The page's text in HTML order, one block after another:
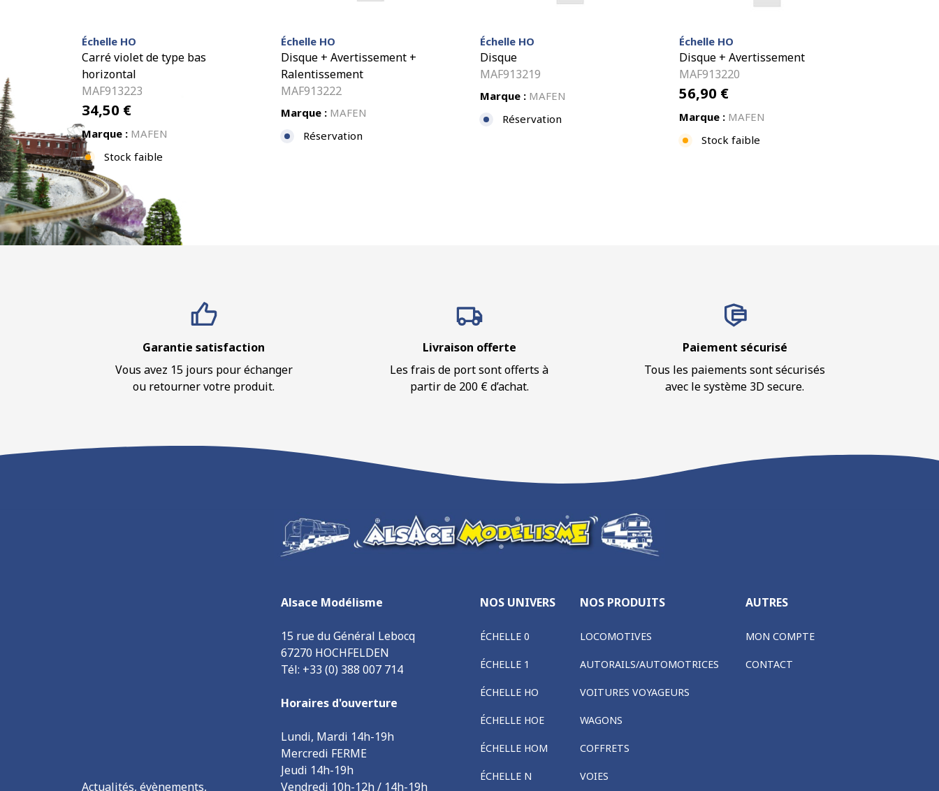
Échelle HO
Carré violet de type bas
horizontal
MAF913223
34,50 €
Marque : MAFEN
Stock faible
Échelle HO
Disque + Avertissement +
Ralentissement
MAF913222
Marque : MAFEN
Réservation
Échelle HO
Disque
MAF913219
Marque : MAFEN
Réservation
Échelle HO
Disque + Avertissement
MAF913220
56,90 €
Marque : MAFEN
Stock faible
Garantie satisfaction
Vous avez 15 jours pour échanger
ou retourner votre produit.
Livraison offerte
Les frais de port sont offerts à
partir de 200 € d’achat.
Paiement sécurisé
Tous les paiements sont sécurisés
avec le système 3D secure.
Actualités, évènements,
Alsace Modélisme
15 rue du Général Lebocq
67270 HOCHFELDEN
Tél: +33 (0) 388 007 714
Horaires d'ouverture
Lundi, Mardi 14h-19h
Mercredi FERME
Jeudi 14h-19h
Vendredi 10h-12h / 14h-19h
NOS UNIVERS
ÉCHELLE 0
ÉCHELLE 1
ÉCHELLE HO
ÉCHELLE HOE
ÉCHELLE HOM
ÉCHELLE N
NOS PRODUITS
LOCOMOTIVES
AUTORAILS/AUTOMOTRICES
VOITURES VOYAGEURS
WAGONS
COFFRETS
VOIES
AUTRES
MON COMPTE
CONTACT